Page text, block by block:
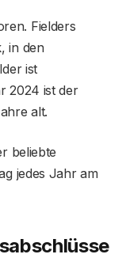
Fielders
in den
ist
2024 ist der
alt.
beliebte
jedes Jahr am